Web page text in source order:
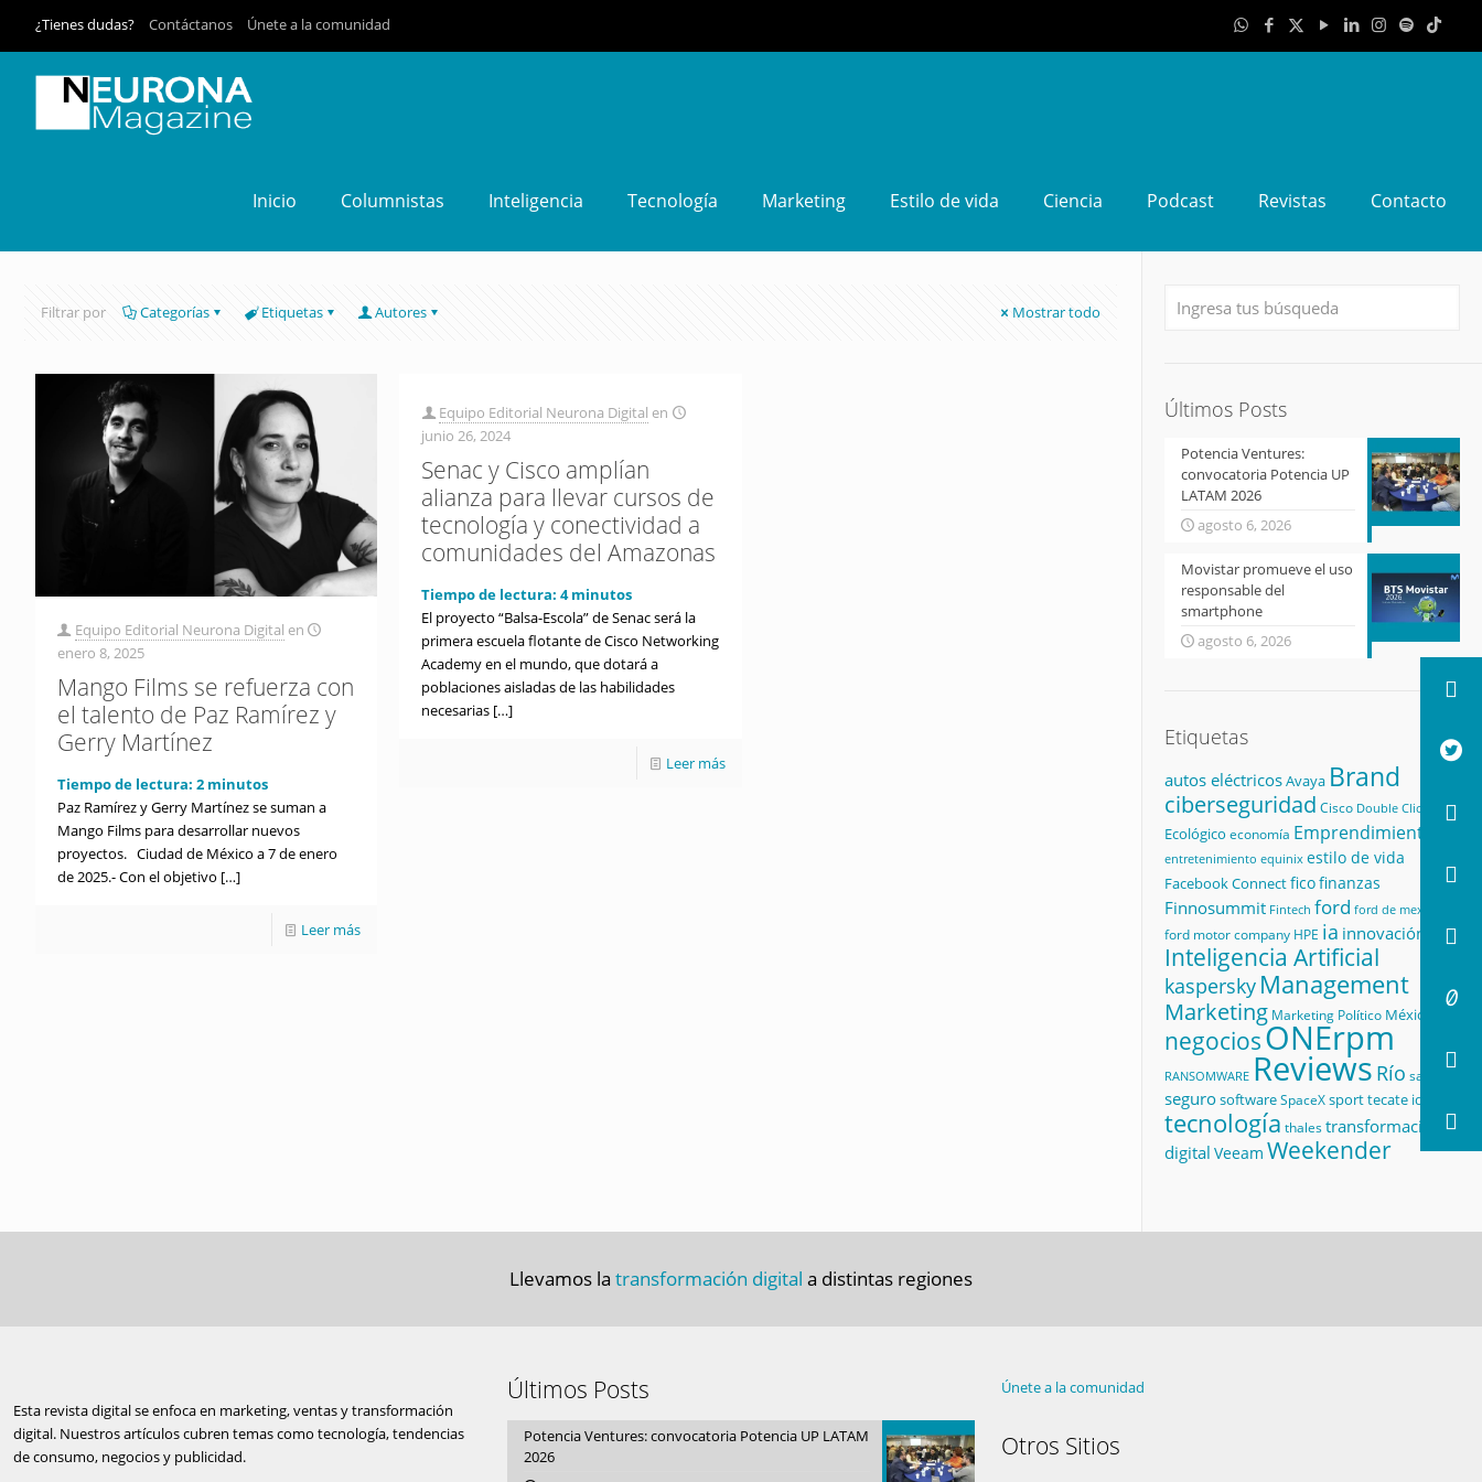
¿Tienes dudas? Contáctanos Únete a la comunidad
Inicio Columnistas Inteligencia Tecnología Marketing Estilo de vida Ciencia Podcast Revistas Contacto
Filtrar por Categorías Etiquetas Autores Mostrar todo
Equipo Editorial Neurona Digital en
enero 8, 2025
Mango Films se refuerza con
el talento de Paz Ramírez y
Gerry Martínez
Tiempo de lectura: 2 minutos
Paz Ramírez y Gerry Martínez se suman a
Mango Films para desarrollar nuevos
proyectos. Ciudad de México a 7 de enero
de 2025.- Con el objetivo […]
Leer más
Equipo Editorial Neurona Digital en
junio 26, 2024
Senac y Cisco amplían
alianza para llevar cursos de
tecnología y conectividad a
comunidades del Amazonas
Tiempo de lectura:4 minutos
El proyecto “Balsa-Escola” de Senac será la
primera escuela flotante de Cisco Networking
Academy en el mundo, que dotará a
poblaciones aisladas de las habilidades
necesarias […]
Leer más
Últimos Posts
Potencia Ventures:
convocatoria Potencia UP
LATAM 2026
agosto 6, 2026
Movistar promueve el uso
responsable del
smartphone
agosto 6, 2026
Etiquetas
autos eléctricosAvaya Brand
ciberseguridad Cisco Double Click
Ecológico economía Emprendimiento
entretenimiento equinix estilo de vida
Facebook Connectficofinanzas
Finnosummit Fintech ford ford de mexico
ford motor company HPE ia innovación
Inteligencia Artificial
kaspersky Management
Marketing Marketing Político México
negociosONErpm
RANSOMWARE Reviews Río salud
segurosoftwareSpaceXsporttecate id
tecnología thalestransformación
digital Veeam Weekender
Llevamos la transformación digital a distintas regiones
Esta revista digital se enfoca en marketing, ventas y transformación
digital. Nuestros artículos cubren temas como tecnología, tendencias
de consumo, negocios y publicidad.
Últimos Posts
Potencia Ventures: convocatoria Potencia UP LATAM
2026
Únete a la comunidad
Otros Sitios